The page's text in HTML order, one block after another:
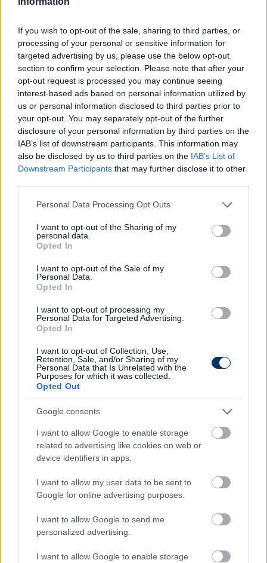
If you wish to opt-out of the sale, sharing to third parties, or
processing of your personal or sensitive information for
targeted advertising by us, please use the below opt-out
section to confirm your selection. Please note that after your
opt-out request is processed you may continue seeing
interest-based ads based on personal information utilized by
us or personal information disclosed to third parties prior to
your opt-out. You may separately opt-out of the further
disclosure of your personal information by third parties on the
IAB’s list of downstream participants. This information may
also be disclosed by us to third parties on the IAB’s List of
Downstream Participants that may further disclose it to other
Please note that this website/app uses one or more Google
not limited to your visit or usage behaviour. You may click to
grant or deny consent to Google and its third-party tags to
use your data for below specified purposes in below Google
consent section.
Personal Data Processing Opt Outs
I want to opt-out of the Sharing of my
personal data.
Opted In
I want to opt-out of the Sale of my
Personal Data.
Opted In
I want to opt-out of processing my
Personal Data for Targeted Advertising.
Opted In
I want to opt-out of Collection, Use,
Retention, Sale, and/or Sharing of my
Personal Data that Is Unrelated with the
Purposes for which it was collected.
Opted Out
Google consents
I want to allow Google to enable storage
related to advertising like cookies on web or
device identifiers in apps.
I want to allow my user data to be sent to
Google for online advertising purposes.
I want to allow Google to send me
personalized advertising.
I want to allow Google to enable storage
Jöhet a két csatár - de egyik sem magyar
Baumgart a kijózanító vereség miatt állítólag
komoly változtatásokra szánta el magát. Az
Abendblattc. lap beszámolója szerint a tréner
mostantól inkább a kétcsatáros felállást favorizálja
majd, de az 52 éves szakember az alapember,
Robert Glatzel mellett nem a "valódi"
középcsatárt, Németh Andrást tenné a
támadósorba, hanem az elsősorban
szélsőként bevethető Ransford
Ezzel viszont a magyar támadó legalábbis maradna
abban a nem túl rózsás helyzetben, amiben eddig is
volt. Ami a jelek szerint azért a teljesítményére is
Némethnek ebben az idényben 24
tétmeccsen összesen 1 gólpassza van, a
kapuba viszont még nem tudott találni.
Olvastad már?